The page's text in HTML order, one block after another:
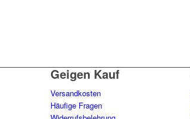
Geigen Kauf
Versandkosten
Häufige Fragen